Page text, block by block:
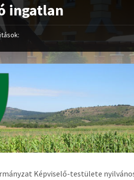
ingatlan
Képviselő-testülete